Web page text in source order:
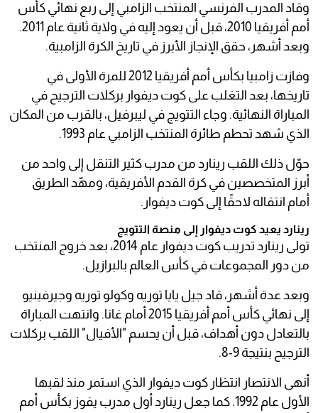
وقاد المدرب الفرنسي المنتخب الزامبي إلى ربع نهائي كأس
أمم أفريقيا 2010، قبل أن يعود إليه في ولاية ثانية عام 2011.
وبعد أشهر، حقق الإنجاز الأبرز في تاريخ الكرة الزامبية.
وفازت زامبيا بكأس أمم أفريقيا 2012 للمرة الأولى في
تاريخها، بعد التغلب على كوت ديفوار بركلات الترجيح في
المباراة النهائية. وجاء التتويج في ليبرفيل، بالقرب من المكان
الذي شهد تحطم طائرة المنتخب الزامبي عام 1993.
حوّل ذلك اللقب رينارد من مدرب كثير التنقل إلى واحد من
أبرز المتخصصين في كرة القدم الأفريقية، ومهّد الطريق
أمام انتقاله لاحقًا إلى كوت ديفوار.
رينارد يعيد كوت ديفوار إلى منصة التتويج
تولى رينارد تدريب كوت ديفوار عام 2014، بعد خروج المنتخب
من دور المجموعات في كأس العالم بالبرازيل.
وبعد عدة أشهر، قاد جيل يايا توريه وكولو توريه وجيرفينيو
إلى نهائي كأس أمم أفريقيا 2015 أمام غانا. وانتهت المباراة
بالتعادل دون أهداف، قبل أن يحسم "الأفيال" اللقب بركلات
الترجيح بنتيجة 9-8.
أنهى الانتصار انتظار كوت ديفوار الذي استمر منذ لقبها
الأول عام 1992. كما جعل رينارد أول مدرب يفوز بكأس أمم